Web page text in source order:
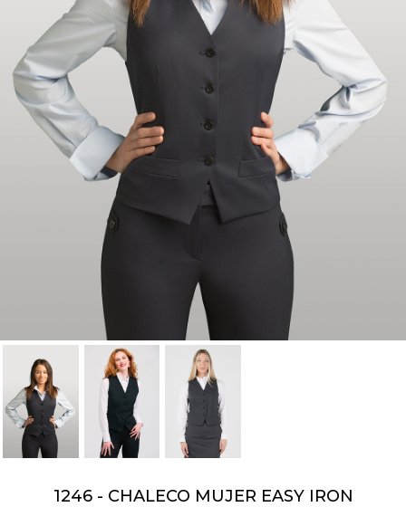
1246 - CHALECO MUJER EASY IRON
Cancelar Crear lista de Favoritos
Cancelar Iniciar sesión